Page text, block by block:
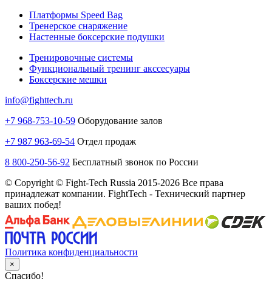
Платформы Speed Bag
Тренерское снаряжение
Настенные боксерские подушки
Тренировочные системы
Функциональный тренинг акссесуары
Боксерские мешки
info@fighttech.ru
+7 968-753-10-59 Оборудование залов
+7 987 963-69-54 Отдел продаж
8 800-250-56-92 Бесплатный звонок по России
© Copyright © Fight-Tech Russia 2015-2026 Все права
принадлежат компании. FightTech - Технический партнер
ваших побед!
Политика конфиденциальности
×
Спасибо!